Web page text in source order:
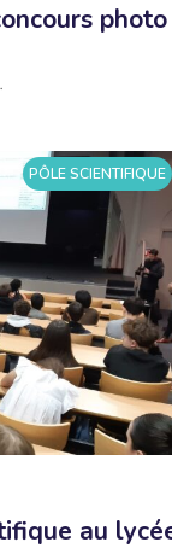
photo
PÔLE SCIENTIFIQUE
au